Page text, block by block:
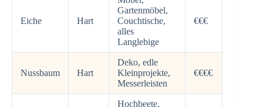
Eiche Hart
Gartenmöbel,
Couchtische,
alles
Langlebige
€€€
Nussbaum Hart
Deko, edle
Kleinprojekte,
Messerleisten
€€€€
Hochbeete,